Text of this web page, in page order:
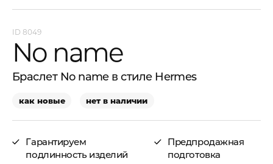
8049
No name
Браслет No name в стиле Hermes
как новые нет в наличии
Гарантируем
подлинность изделий
Предпродажная
подготовка